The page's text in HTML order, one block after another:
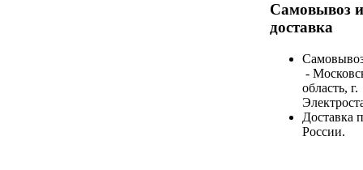
Самовывоз и
доставка
-
область, г.
Доставка
России.